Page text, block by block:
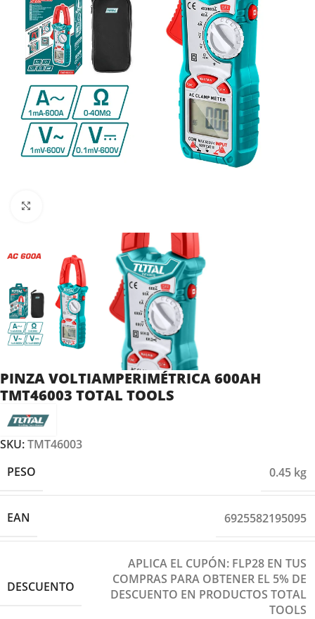
PINZA VOLTIAMPERIMÉTRICA 600AH
TMT46003 TOTAL TOOLS
SKU:TMT46003
PESO
0.45 kg
EAN 6925582195095
DESCUENTO
APLICA EL CUPÓN: FLP28 EN TUS
COMPRAS PARA OBTENER EL 5% DE
DESCUENTO EN PRODUCTOS TOTAL
TOOLS